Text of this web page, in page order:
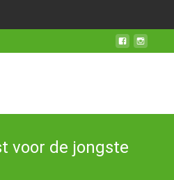
voor de jongste